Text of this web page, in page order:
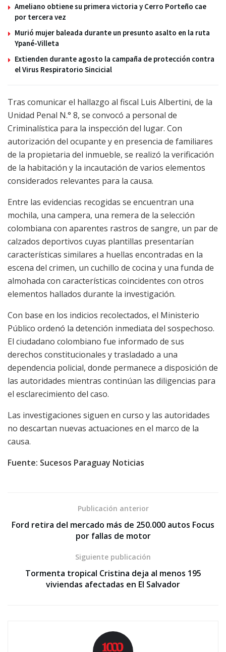
Ameliano obtiene su primera victoria y Cerro Porteño cae
por tercera vez
Murió mujer baleada durante un presunto asalto en la ruta
Ypané-Villeta
Extienden durante agosto la campaña de protección contra
el Virus Respiratorio Sincicial
Tras comunicar el hallazgo al fiscal Luis Albertini, de la
Unidad Penal N.° 8, se convocó a personal de
Criminalística para la inspección del lugar. Con
autorización del ocupante y en presencia de familiares
de la propietaria del inmueble, se realizó la verificación
de la habitación y la incautación de varios elementos
considerados relevantes para la causa.
Entre las evidencias recogidas se encuentran una
mochila, una campera, una remera de la selección
colombiana con aparentes rastros de sangre, un par de
calzados deportivos cuyas plantillas presentarían
características similares a huellas encontradas en la
escena del crimen, un cuchillo de cocina y una funda de
almohada con características coincidentes con otros
elementos hallados durante la investigación.
Con base en los indicios recolectados, el Ministerio
Público ordenó la detención inmediata del sospechoso.
El ciudadano colombiano fue informado de sus
derechos constitucionales y trasladado a una
dependencia policial, donde permanece a disposición de
las autoridades mientras continúan las diligencias para
el esclarecimiento del caso.
Las investigaciones siguen en curso y las autoridades
no descartan nuevas actuaciones en el marco de la
causa.
Fuente: Sucesos Paraguay Noticias
Publicación anterior
Ford retira del mercado más de 250.000 autos Focus
por fallas de motor
Siguiente publicación
Tormenta tropical Cristina deja al menos 195
viviendas afectadas en El Salvador